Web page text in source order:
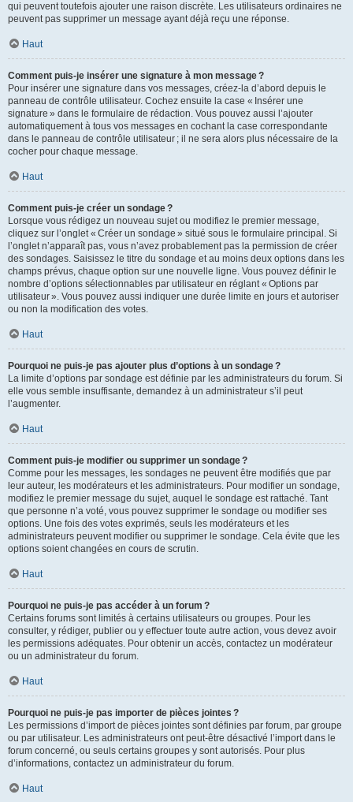
qui peuvent toutefois ajouter une raison discrète. Les utilisateurs ordinaires ne
peuvent pas supprimer un message ayant déjà reçu une réponse.
Haut
Comment puis-je insérer une signature à mon message ?
Pour insérer une signature dans vos messages, créez-la d’abord depuis le
panneau de contrôle utilisateur. Cochez ensuite la case « Insérer une
signature » dans le formulaire de rédaction. Vous pouvez aussi l’ajouter
automatiquement à tous vos messages en cochant la case correspondante
dans le panneau de contrôle utilisateur ; il ne sera alors plus nécessaire de la
cocher pour chaque message.
Haut
Comment puis-je créer un sondage ?
Lorsque vous rédigez un nouveau sujet ou modifiez le premier message,
cliquez sur l’onglet « Créer un sondage » situé sous le formulaire principal. Si
l’onglet n’apparaît pas, vous n’avez probablement pas la permission de créer
des sondages. Saisissez le titre du sondage et au moins deux options dans les
champs prévus, chaque option sur une nouvelle ligne. Vous pouvez définir le
nombre d’options sélectionnables par utilisateur en réglant « Options par
utilisateur ». Vous pouvez aussi indiquer une durée limite en jours et autoriser
ou non la modification des votes.
Haut
Pourquoi ne puis-je pas ajouter plus d’options à un sondage ?
La limite d’options par sondage est définie par les administrateurs du forum. Si
elle vous semble insuffisante, demandez à un administrateur s’il peut
l’augmenter.
Haut
Comment puis-je modifier ou supprimer un sondage ?
Comme pour les messages, les sondages ne peuvent être modifiés que par
leur auteur, les modérateurs et les administrateurs. Pour modifier un sondage,
modifiez le premier message du sujet, auquel le sondage est rattaché. Tant
que personne n’a voté, vous pouvez supprimer le sondage ou modifier ses
options. Une fois des votes exprimés, seuls les modérateurs et les
administrateurs peuvent modifier ou supprimer le sondage. Cela évite que les
options soient changées en cours de scrutin.
Haut
Pourquoi ne puis-je pas accéder à un forum ?
Certains forums sont limités à certains utilisateurs ou groupes. Pour les
consulter, y rédiger, publier ou y effectuer toute autre action, vous devez avoir
les permissions adéquates. Pour obtenir un accès, contactez un modérateur
ou un administrateur du forum.
Haut
Pourquoi ne puis-je pas importer de pièces jointes ?
Les permissions d’import de pièces jointes sont définies par forum, par groupe
ou par utilisateur. Les administrateurs ont peut-être désactivé l’import dans le
forum concerné, ou seuls certains groupes y sont autorisés. Pour plus
d’informations, contactez un administrateur du forum.
Haut